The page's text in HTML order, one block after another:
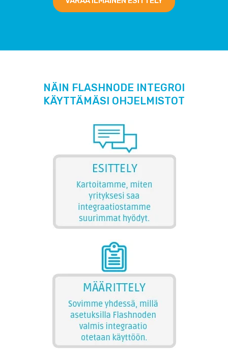
NÄIN FLASHNODE INTEGROI
KÄYTTÄMÄSI OHJELMISTOT